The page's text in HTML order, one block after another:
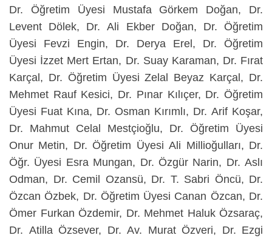
Dr. Öğretim Üyesi Mustafa Görkem Doğan, Dr.
Levent Dölek, Dr. Ali Ekber Doğan, Dr. Öğretim
Üyesi Fevzi Engin, Dr. Derya Erel, Dr. Öğretim
Üyesi İzzet Mert Ertan, Dr. Suay Karaman, Dr. Fırat
Karçal, Dr. Öğretim Üyesi Zelal Beyaz Karçal, Dr.
Mehmet Rauf Kesici, Dr. Pınar Kılıçer, Dr. Öğretim
Üyesi Fuat Kına, Dr. Osman Kırımlı, Dr. Arif Koşar,
Dr. Mahmut Celal Mestçioğlu, Dr. Öğretim Üyesi
Onur Metin, Dr. Öğretim Üyesi Ali Millioğulları, Dr.
Öğr. Üyesi Esra Mungan, Dr. Özgür Narin, Dr. Aslı
Odman, Dr. Cemil Ozansü, Dr. T. Sabri Öncü, Dr.
Özcan Özbek, Dr. Öğretim Üyesi Canan Özcan, Dr.
Ömer Furkan Özdemir, Dr. Mehmet Haluk Özsaraç,
Dr. Atilla Özsever, Dr. Av. Murat Özveri, Dr. Ezgi